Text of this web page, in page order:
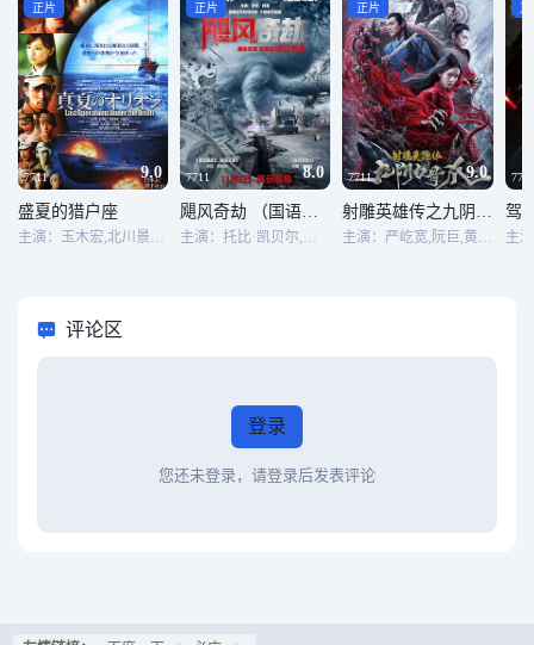
7711 9.0
正片
盛夏的猎户座
主演：玉木宏,北川景子,平冈祐太,吹越满,木野雅仁,奥村知史
7711 8.0
正片
飓风奇劫 （国语版）
主演：托比·凯贝尔,玛姬·格蕾斯,瑞恩·柯万腾,拉尔夫·伊内森,梅丽莎·博洛纳
7711 9.0
正片
射雕英雄传之九阴白骨爪
主演：严屹宽,阮巨,黄曦彦,何昶希,更登彭措
7711
正
驾
评论区
登录
您还未登录，请登录后发表评论